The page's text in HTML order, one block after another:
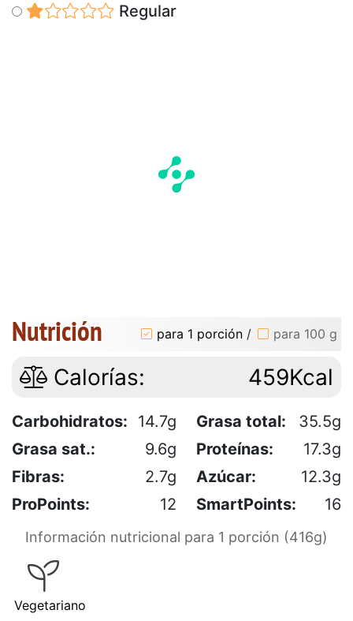
Regular
Nutrición para 1 porción / para 100 g
Calorías: 459Kcal
Carbohidratos: 14.7g Grasa total:
35.5g
Grasa sat.:
9.6g Proteínas:
17.3g
Fibras:
2.7g Azúcar:
12.3g
ProPoints:
12 SmartPoints: 16
Información nutricional para 1 porción (416g)
Vegetariano